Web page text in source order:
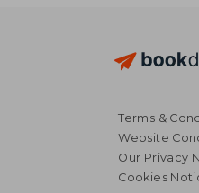
NT$ 972
Terms &
Website
Our Privacy
Cookies